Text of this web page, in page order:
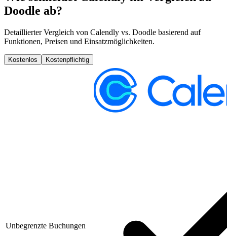
Doodle ab?
Detaillierter Vergleich von Calendly vs. Doodle basierend auf
Funktionen, Preisen und Einsatzmöglichkeiten.
Kostenlos Kostenpflichtig
Unbegrenzte Buchungen